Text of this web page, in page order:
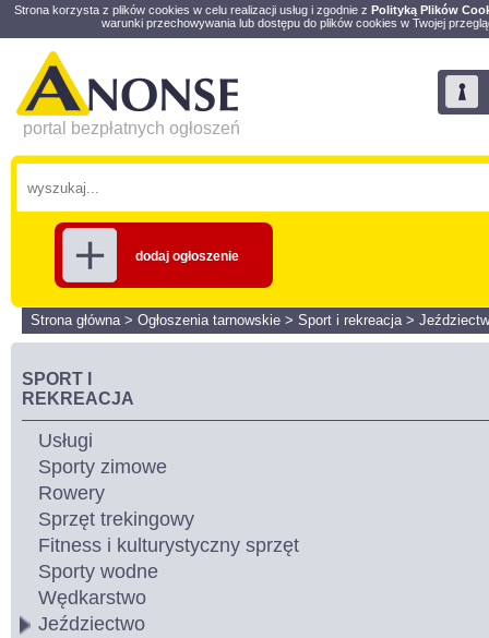
Strona korzysta z plików cookies w celu realizacji usług i zgodnie z Polityką Plików
warunki przechowywania lub dostępu do plików cookies w Twojej
portal bezpłatnych ogłoszeń
dodaj ogłoszenie
Strona główna> Ogłoszenia tarnowskie > Sport i rekreacja>
SPORT I
REKREACJA
Usługi
Sporty zimowe
Rowery
Sprzęt trekingowy
Fitness i kulturystyczny sprzęt
Sporty wodne
Wędkarstwo
Jeździectwo